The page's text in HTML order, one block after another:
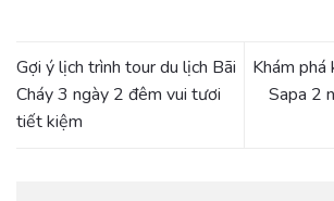
Gợi ý lịch trình tour du lịch Bãi
Cháy 3 ngày 2 đêm vui tươi
tiết kiệm
Khám phá
Sapa 2